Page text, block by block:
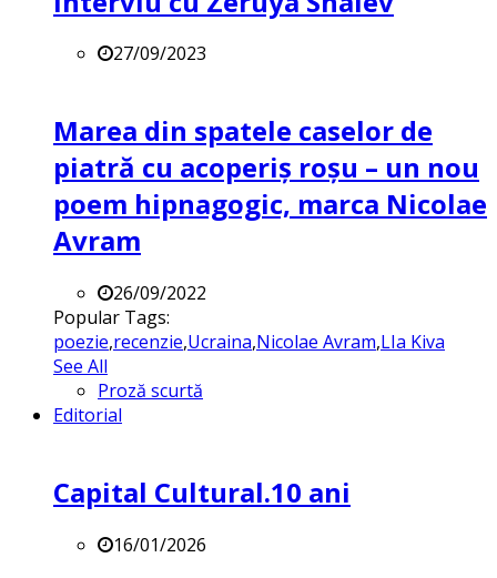
27/09/2023
Marea din spatele caselor de
piatră cu acoperiș roșu – un nou
poem hipnagogic, marca Nicolae
Avram
26/09/2022
Popular Tags:
poezie,recenzie,Ucraina,Nicolae Avram,LIa Kiva
See All
Proză scurtă
Editorial
Capital Cultural.10 ani
16/01/2026